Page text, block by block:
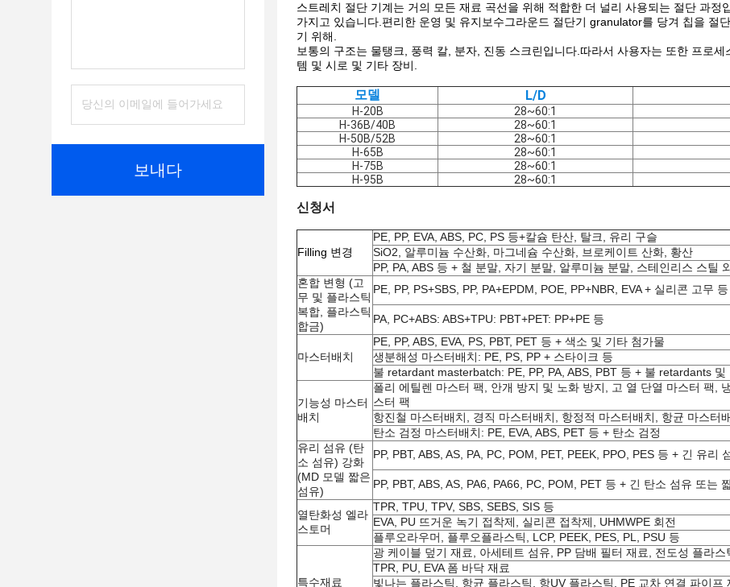
보내다
스트레치 절단 기계는 거의 모든 재료 곡선을 위해 적합한 더 널리 사용되는 절단 과
가지고 있습니다.편리한 운영 및 유지보수그라운드 절단기 granulator를 당겨 칩을 절
기 위해.
보통의 구조는 물탱크, 풍력 칼, 분자, 진동 스크린입니다.따라서 사용자는 또한 프로
템 및 시로 및 기타 장비.
모델 L/D
H-20B 28~60:1
H-36B/40B
28~60:1
H-50B/52B
28~60:1
H-65B
28~60:1
H-75B
28~60:1
H-95B
28~60:1
신청서
Filling 변경
PE, PP, EVA, ABS, PC, PS 등+칼슘 탄산, 탈크, 유리 구슬
SiO2, 알루미늄 수산화, 마그네슘 수산화, 브로케이트 산화, 황산
PP, PA, ABS 등 + 철 분말, 자기 분말, 알루미늄 분말, 스테인리스 스틸
혼합 변형 (고
무 및 플라스틱
복합, 플라스틱
합금)
PE, PP, PS+SBS, PP, PA+EPDM, POE, PP+NBR, EVA + 실리콘 고무 등
PA, PC+ABS: ABS+TPU: PBT+PET: PP+PE 등
마스터배치
PE, PP, ABS, EVA, PS, PBT, PET 등 + 색소 및 기타 첨가물
생분해성 마스터배치: PE, PS, PP + 스타이크 등
불 retardant masterbatch: PE, PP, PA, ABS, PBT 등 + 불 retardants 및
기능성 마스터
배치
폴리 에틸렌 마스터 팩, 안개 방지 및 노화 방지, 고 열 단열 마스터 팩,
스터 팩
항진철 마스터배치, 경직 마스터배치, 항정적 마스터배치, 항균 마스터
탄소 검정 마스터배치: PE, EVA, ABS, PET 등 + 탄소 검정
유리 섬유 (탄
소 섬유) 강화
(MD 모델 짧은
섬유)
PP, PBT, ABS, AS, PA, PC, POM, PET, PEEK, PPO, PES 등 + 긴 유리
PP, PBT, ABS, AS, PA6, PA66, PC, POM, PET 등 + 긴 탄소 섬유 또는
열탄화성 엘라
스토머
TPR, TPU, TPV, SBS, SEBS, SIS 등
EVA, PU 뜨거운 녹기 접착제, 실리콘 접착제, UHMWPE 회전
플루오라우머, 플루오플라스틱, LCP, PEEK, PES, PL, PSU 등
특수재료
광 케이블 덮기 재료, 아세테트 섬유, PP 담배 필터 재료, 전도성 플라스
TPR, PU, EVA 폼 바닥 재료
빛나는 플라스틱, 항균 플라스틱, 항UV 플라스틱, PE 교차 연결 파이프